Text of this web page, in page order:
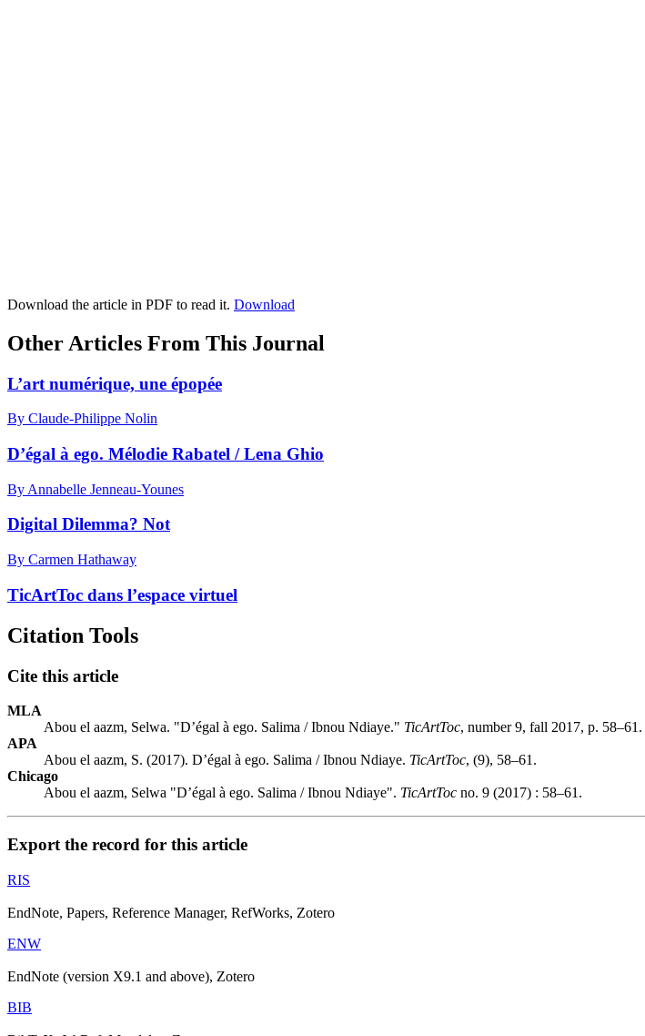
Download the article in PDF to read it. Download
Other Articles From This Journal
L’art numérique, une épopée
By Claude-Philippe Nolin
D’égal à ego. Mélodie Rabatel / Lena Ghio
By Annabelle Jenneau-Younes
Digital Dilemma? Not
By Carmen Hathaway
TicArtToc dans l’espace virtuel
Citation Tools
Cite this article
MLA
Abou el aazm, Selwa. "D’égal à ego. Salima / Ibnou Ndiaye." TicArtToc, number 9, fall 2017, p. 58–61.
APA
Abou el aazm, S. (2017). D’égal à ego. Salima / Ibnou Ndiaye. TicArtToc, (9), 58–61.
Chicago
Abou el aazm, Selwa "D’égal à ego. Salima / Ibnou Ndiaye". TicArtToc no. 9 (2017) : 58–61.
Export the record for this article
RIS
EndNote, Papers, Reference Manager, RefWorks, Zotero
ENW
EndNote (version X9.1 and above), Zotero
BIB